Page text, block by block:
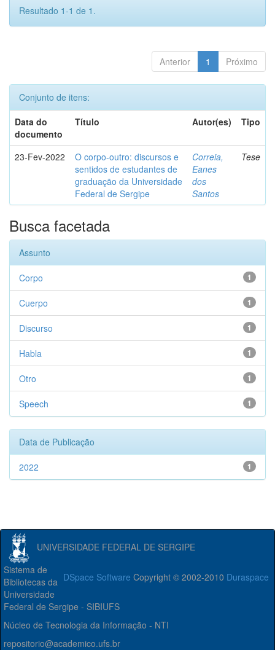
Resultado 1-1 de 1.
Anterior 1 Próximo
Conjunto de itens:
Data do
documento
Título Autor(es) Tipo
23-Fev-2022
O corpo-outro: discursos e
sentidos de estudantes de
graduação da Universidade
Federal de Sergipe
Correia,
Eanes
dos
Santos
Tese
Busca facetada
Assunto
1
Corpo
1
Cuerpo
1
Discurso
1
Habla
1
Otro
1
Speech
Data de Publicação
1
2022
UNIVERSIDADE FEDERAL DE SERGIPE
DSpace Software Copyright © 2002-2010 Duraspace
Sistema de
Bibliotecas da
Universidade
Federal de Sergipe - SIBIUFS
Núcleo de Tecnologia da Informação - NTI
repositorio@academico.ufs.br